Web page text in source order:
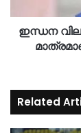
ഇന്ധന
Related